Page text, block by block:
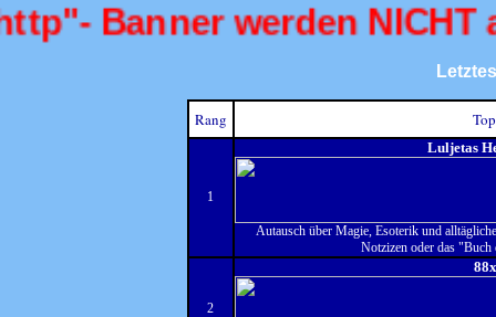
werden NICHT
Rang
1
Luljetas
Autausch über Magie, Esoterik und
Notzizen oder das
2